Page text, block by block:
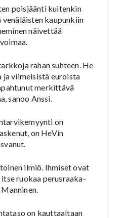
poisjäänti kuitenkin
kaupunkiin
näivettää
rahan suhteen. He
viimeisistä euroista
merkittävä
sanoo Anssi.
on
on HeVin
ilmiö. Ihmiset ovat
ruokaa perusraaka-
on kauttaaltaan